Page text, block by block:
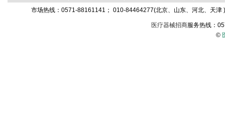
市场热线：0571-88161141； 010-84464277(北京、山东、河北、天
医疗器械招商服务热线：
©